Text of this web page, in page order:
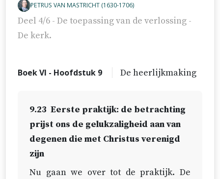
PETRUS VAN MASTRICHT (1630-1706)
Deel 4/6 - De toepassing van de verlossing -
De kerk.
Boek VI - Hoofdstuk 9 De heerlijkmaking
9.23 Eerste praktijk: de betrachting
prijst ons de gelukzaligheid aan van
degenen die met Christus verenigd
zijn
Nu gaan we over tot de praktijk. De